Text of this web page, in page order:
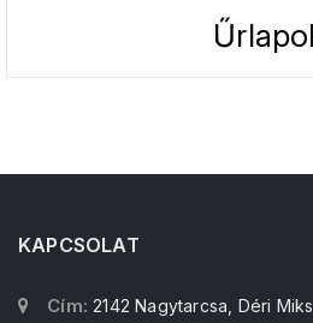
KAPCSOLAT
Cím: 2142 Nagytarcsa, Déri